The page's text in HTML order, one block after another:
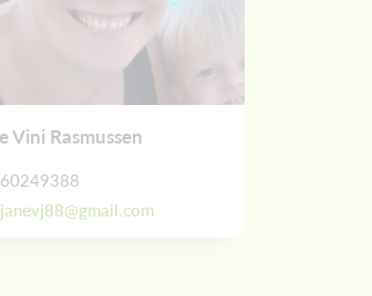
Vini Rasmussen
60249388
janevj88@gmail.com